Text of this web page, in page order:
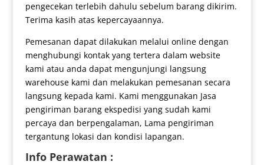
pengecekan terlebih dahulu sebelum barang dikirim.
Terima kasih atas kepercayaannya.
Pemesanan dapat dilakukan melalui online dengan
menghubungi kontak yang tertera dalam website
kami atau anda dapat mengunjungi langsung
warehouse kami dan melakukan pemesanan secara
langsung kepada kami. Kami menggunakan Jasa
pengiriman barang ekspedisi yang sudah kami
percaya dan berpengalaman, Lama pengiriman
tergantung lokasi dan kondisi lapangan.
Info Perawatan :